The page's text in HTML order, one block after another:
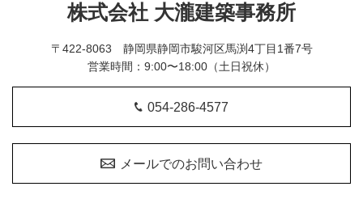
株式会社 大瀧建築事務所
〒422-8063 静岡県静岡市駿河区馬渕4丁目1番7号
営業時間：9:00〜18:00（土日祝休）
054-286-4577
メールでのお問い合わせ